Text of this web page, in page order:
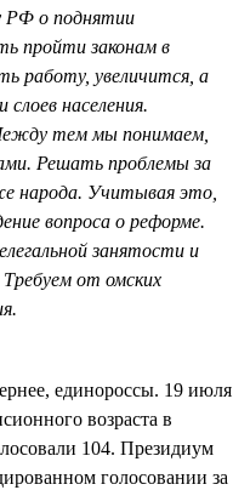
РФ о поднятии
пройти законам в
работу, увеличится, а
населения.
тем мы понимаем,
Решать проблемы за
народа. Учитывая это,
вопроса о реформе.
занятости и
от омских
единороссы. 19 июля
возраста в
104. Президиум
голосовании за